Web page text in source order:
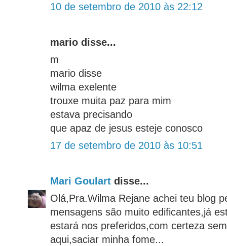
10 de setembro de 2010 às 22:12
mario disse...
m
mario disse
wilma exelente
trouxe muita paz para mim
estava precisando
que apaz de jesus esteje conosco
17 de setembro de 2010 às 10:51
Mari Goulart disse...
Olá,Pra.Wilma Rejane achei teu blog
mensagens são muito edificantes,já
estará nos preferidos,com certeza
aqui,saciar minha fome...